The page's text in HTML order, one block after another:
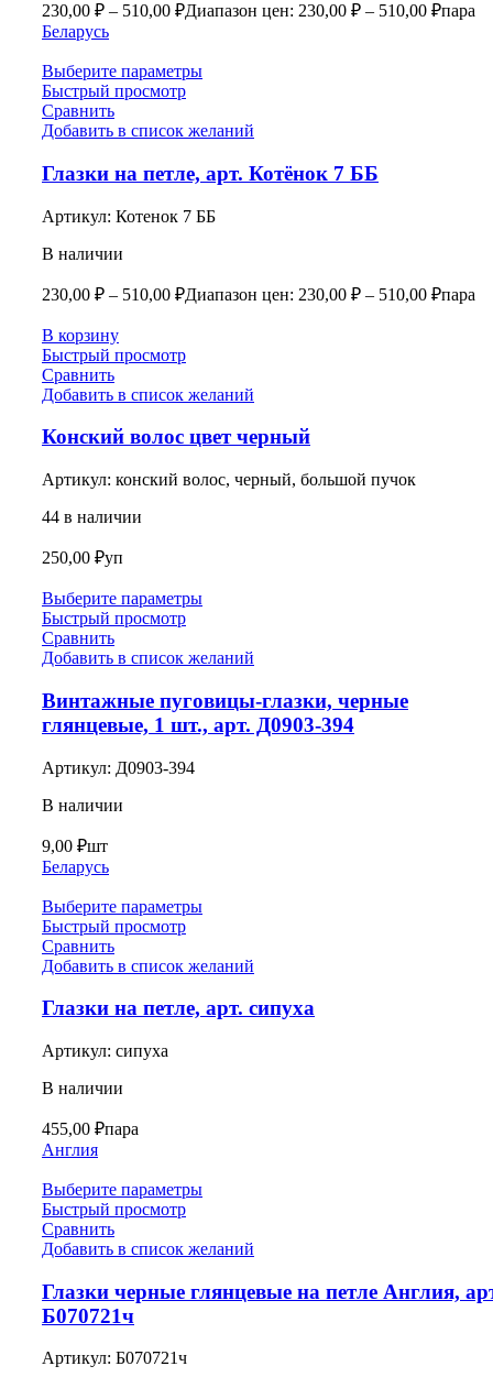
230,00 ₽ – 510,00 ₽Диапазон цен: 230,00 ₽ – 510,00 ₽пара
Беларусь
Выберите параметры
Быстрый просмотр
Сравнить
Добавить в список желаний
Глазки на петле, арт. Котёнок 7 ББ
Артикул: Котенок 7 ББ
В наличии
230,00 ₽ – 510,00 ₽Диапазон цен: 230,00 ₽ – 510,00 ₽пара
В корзину
Быстрый просмотр
Сравнить
Добавить в список желаний
Конский волос цвет черный
Артикул: конский волос, черный, большой пучок
44 в наличии
250,00 ₽уп
Выберите параметры
Быстрый просмотр
Сравнить
Добавить в список желаний
Винтажные пуговицы-глазки, черные
глянцевые, 1 шт., арт. Д0903-394
Артикул: Д0903-394
В наличии
9,00 ₽шт
Беларусь
Выберите параметры
Быстрый просмотр
Сравнить
Добавить в список желаний
Глазки на петле, арт. сипуха
Артикул: сипуха
В наличии
455,00 ₽пара
Англия
Выберите параметры
Быстрый просмотр
Сравнить
Добавить в список желаний
Глазки черные глянцевые на петле Англия,
Б070721ч
Артикул: Б070721ч